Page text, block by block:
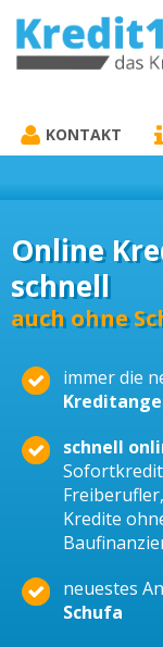
KREDIT1A.DE
KONTAKT
Online
schnell
auch ohne
immer die
schnell
Freiberufler,
Kredite
neuestes
Schufa